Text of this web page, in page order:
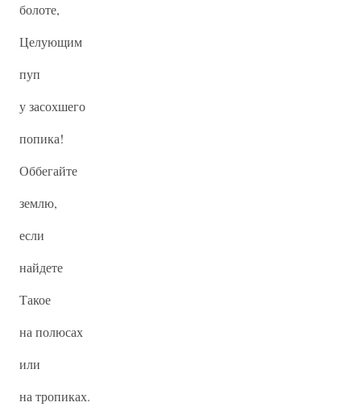
болоте,
Целующим
пуп
у засохшего
попика!
Оббегайте
землю,
если
найдете
Такое
на полюсах
или
на тропиках.